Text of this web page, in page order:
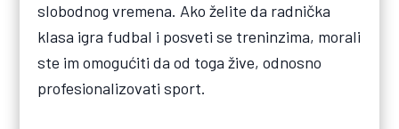
slobodnog vremena. Ako želite da radnička
klasa igra fudbal i posveti se treninzima, morali
ste im omogućiti da od toga žive, odnosno
profesionalizovati sport.